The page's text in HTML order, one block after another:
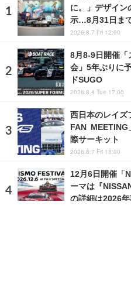
に。」デザイン
示…8月31日ま
2026.8.7 Fri 12:00
8月8‐9日開催
会」5年ぶりに
ドSUGO
2026.8.4 Tue 17:00
西日本のレイ
FAN
際サーキット
2026.8.7 Fri 18:00
12月6日開催「
ーマは『
の詳細は2026